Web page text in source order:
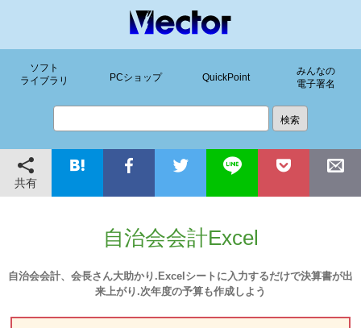
ソフト
ライブラリ
PCショップ QuickPoint
みんなの
電子署名
共有
自治会会計Excel
自治会会計、会長さん大助かり.Excelシートに入力するだけで決算書が出
来上がり.次年度の予算も作成しよう